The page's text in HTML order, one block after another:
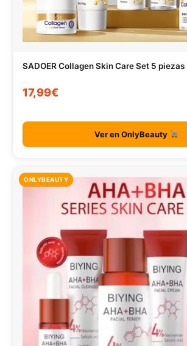
SADOER Collagen Skin Care Set 5 piezas
17,99€
Ver en OnlyBeauty
ONLYBEAUTY